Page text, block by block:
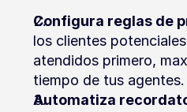
Configura reglas de
los clientes
atendidos primero,
tiempo de tus agentes.
Automatiza